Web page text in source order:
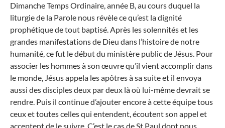
Dimanche Temps Ordinaire, année B, au cours duquel la
liturgie de la Parole nous révèle ce qu’est la dignité
prophétique de tout baptisé. Après les solennités et les
grandes manifestations de Dieu dans l’histoire de notre
humanité, ce fut le début du ministère publicde Jésus. Pour
associer les hommes à son œuvre qu’il vientaccomplir dans
le monde, Jésus appela les apôtresàsa suite et il envoya
aussi des disciplesdeux par deux là où lui-même devrait se
rendre. Puis il continue d’ajouter encore àcette équipetous
ceuxet toutes cellesqui entendent,écoutentson appel et
acceptentde le suivre. C’est le cas de St Paul dont nous